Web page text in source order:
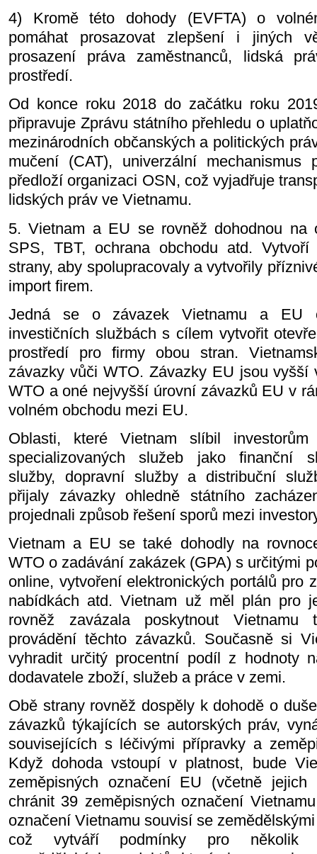
4) Kromě této dohody (EVFTA) o
pomáhat prosazovat zlepšení i jiných
prosazení práva zaměstnanců, lidská
prostředí.
Od konce roku 2018 do začátku roku
připravuje Zprávu státního přehledu o
mezinárodních občanských a politických
mučení (CAT), univerzální mechanismus
předloží organizaci OSN, což vyjadřuje
lidských práv ve Vietnamu.
5. Vietnam a EU se rovněž dohodnou na
SPS, TBT, ochrana obchodu atd.
strany, aby spolupracovaly a vytvořily
import firem.
Jedná se o závazek Vietnamu a EU
investičních službách s cílem vytvořit
prostředí pro firmy obou stran.
závazky vůči WTO. Závazky EU jsou vyšší
WTO a oné nejvyšší úrovní závazků EU v
volném obchodu mezi EU.
Oblasti, které Vietnam slíbil
specializovaných služeb jako finanční
služby, dopravní služby a distribuční
přijaly závazky ohledně státního
projednali způsob řešení sporů mezi
Vietnam a EU se také dohodly na
WTO o zadávání zakázek (GPA) s určitými
online, vytvoření elektronických portálů pro
nabídkách atd. Vietnam už měl plán pro
rovněž zavázala poskytnout Vietnamu
provádění těchto závazků. Současně si
vyhradit určitý procentní podíl z hodnoty
dodavatele zboží, služeb a práce v zemi.
Obě strany rovněž dospěly k dohodě o
závazků týkajících se autorských práv,
souvisejících s léčivými přípravky a
Když dohoda vstoupí v platnost, bude
zeměpisných označení EU (včetně
chránit 39 zeměpisných označení
označení Vietnamu souvisí se
což vytváří podmínky pro několik